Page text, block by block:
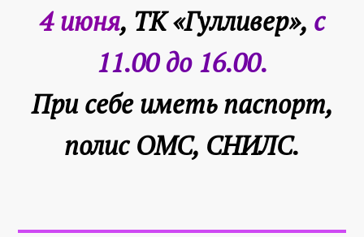
4 июня, ТК «Гулливер», с
11.00 до 16.00.
При себе иметь паспорт,
полис ОМС, СНИЛС.